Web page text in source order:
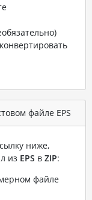
файле EPS
ниже,
из EPS в ZIP:
файле